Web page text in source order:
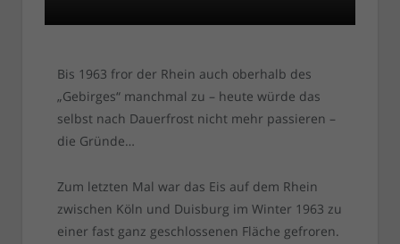
Bis 1963 fror der Rhein auch oberhalb des
„Gebirges“ manchmal zu – heute würde das
selbst nach Dauerfrost nicht mehr passieren –
die Gründe…
Zum letzten Mal war das Eis auf dem Rhein
zwischen Köln und Duisburg im Winter 1963 zu
einer fast ganz geschlossenen Fläche gefroren.